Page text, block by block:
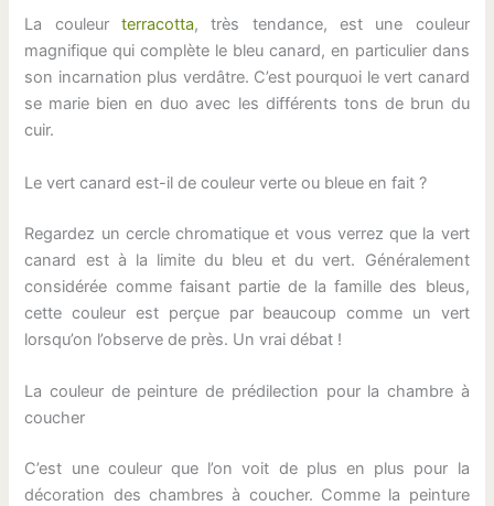
La couleurterracotta, très tendance, est une couleur
magnifique qui complète le bleu canard, en particulier dans
son incarnation plus verdâtre. C’est pourquoi le vert canard
se marie bien en duo avec les différents tons de brun du
cuir.
Le vert canard est-il de couleur verte ou bleue en fait ?
Regardez un cercle chromatique et vous verrez que la vert
canard est à la limite du bleu et du vert. Généralement
considérée comme faisant partie de la famille des bleus,
cette couleur est perçue par beaucoup comme un vert
lorsqu’on l’observe de près. Un vrai débat !
La couleur de peinture de prédilection pour la chambre à
coucher
C’est une couleur que l’on voit de plus en plus pour la
décoration des chambres à coucher. Comme la peinture